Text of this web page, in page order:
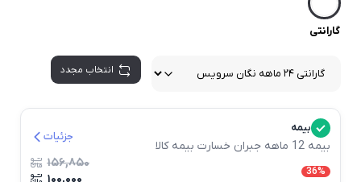
گارانتی
انتخاب مجدد
بیمه
بیمه 12 ماهه جبران خسارت بیمه کالا
جزئیات
36%
۱۵۶,۸۵۰
۱۰۰,۰۰۰